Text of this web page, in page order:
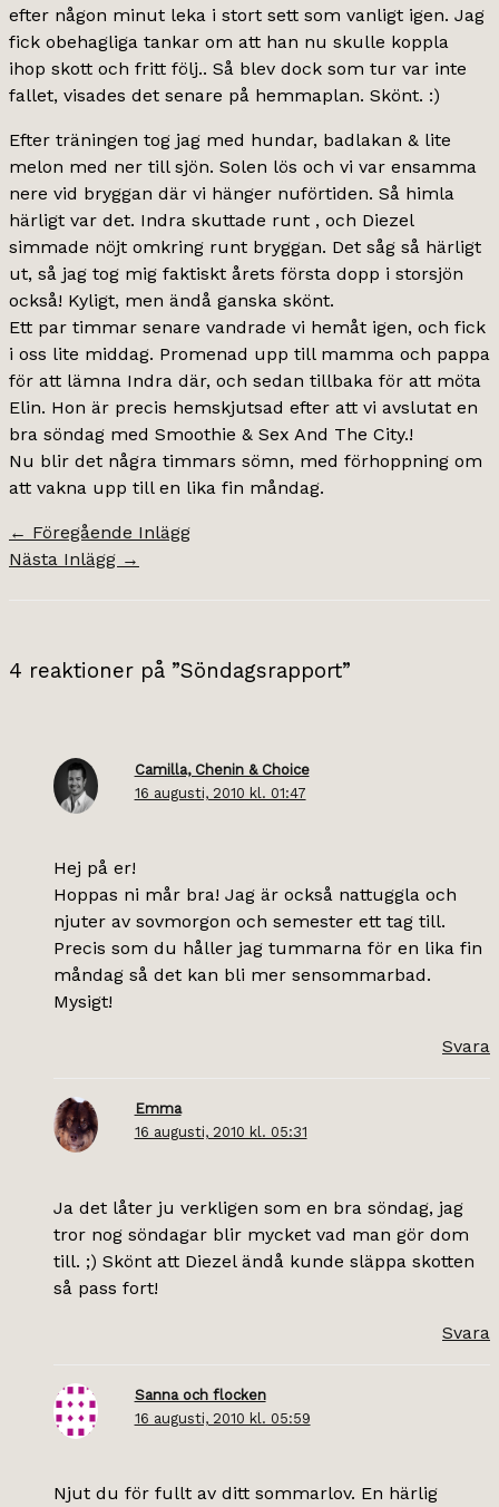
efter någon minut leka i stort sett som vanligt igen. Jag
fick obehagliga tankar om att han nu skulle koppla
ihop skott och fritt följ.. Så blev dock som tur var inte
fallet, visades det senare på hemmaplan. Skönt. :)
Efter träningen tog jag med hundar, badlakan & lite
melon med ner till sjön. Solen lös och vi var ensamma
nere vid bryggan där vi hänger nuförtiden. Så himla
härligt var det. Indra skuttade runt , och Diezel
simmade nöjt omkring runt bryggan. Det såg så härligt
ut, så jag tog mig faktiskt årets första dopp i storsjön
också! Kyligt, men ändå ganska skönt.
Ett par timmar senare vandrade vi hemåt igen, och fick
i oss lite middag. Promenad upp till mamma och pappa
för att lämna Indra där, och sedan tillbaka för att möta
Elin. Hon är precis hemskjutsad efter att vi avslutat en
bra söndag med Smoothie & Sex And The City.!
Nu blir det några timmars sömn, med förhoppning om
att vakna upp till en lika fin måndag.
← Föregående Inlägg
Nästa Inlägg →
4 reaktioner på ”Söndagsrapport”
Camilla, Chenin & Choice
16 augusti, 2010 kl. 01:47
Hej på er!
Hoppas ni mår bra! Jag är också nattuggla och
njuter av sovmorgon och semester ett tag till.
Precis som du håller jag tummarna för en lika fin
måndag så det kan bli mer sensommarbad.
Mysigt!
Svara
Emma
16 augusti, 2010 kl. 05:31
Ja det låter ju verkligen som en bra söndag, jag
tror nog söndagar blir mycket vad man gör dom
till. ;) Skönt att Diezel ändå kunde släppa skotten
så pass fort!
Svara
Sanna och flocken
16 augusti, 2010 kl. 05:59
Njut du för fullt av ditt sommarlov. En härlig